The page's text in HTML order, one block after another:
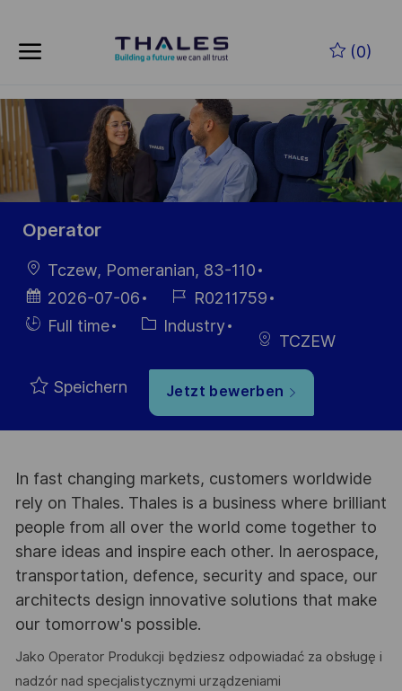
(0)
-
Operator
Ort
Tczew, Pomeranian, 83-110
Datum der
Veröffentlichung
2026-07-06
Job-
ID
R0211759
Einstellunngstyp
Full time Kategorie
Industry
TCZEW
Speichern Jetzt bewerben
In fast changing markets, customers worldwide
rely on Thales. Thales is a business where brilliant
people from all over the world come together to
share ideas and inspire each other. In aerospace,
transportation, defence, security and space, our
architects design innovative solutions that make
our tomorrow's possible.
Jako Operator Produkcji będziesz odpowiadać za obsługę i
nadzór nad specjalistycznymi urządzeniami